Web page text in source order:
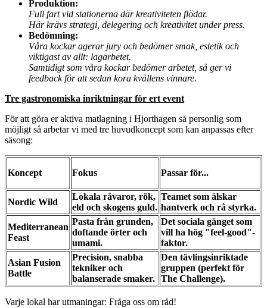
Produktion:
Full fart vid stationerna där kreativiteten flödar.
Här krävs strategi, delegering och kreativitet under press.
Bedömning:
Våra kockar agerar jury och bedömer smak, estetik och
viktigast av allt: lagarbetet.
Samtidigt som våra kockar bedömer arbetet, så ger vi
feedback för att sedan kora kvällens vinnare.
Tre gastronomiska inriktningar för ert event
För att göra er aktiva matlagning i Hjorthagen så personlig som
möjligt så arbetar vi med tre huvudkoncept som kan anpassas efter
säsong:
Koncept Fokus Passar för...
Nordic Wild
Lokala råvaror, rök,
eld och skogens guld.
Teamet som älskar
hantverk och rå styrka.
Mediterranean
Feast
Pasta från grunden,
doftande örter och
umami.
Det sociala gänget som
vill ha hög "feel-good"-
faktor.
Asian Fusion
Battle
Precision, snabba
tekniker och
balanserade smaker.
Den tävlingsinriktade
gruppen (perfekt för
The Challenge).
Varje lokal har utmaningar: Fråga oss om råd!